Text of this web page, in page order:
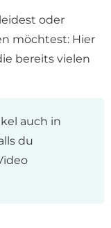
leidest oder
möchtest: Hier
bereits vielen
auch in
du